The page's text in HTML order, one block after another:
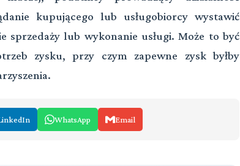
kupującego lub usługobiorcy wystawić
sprzedaży lub wykonanie usługi. Może to być
zysku, przy czym zapewne zysk byłby
WhatsApp Email